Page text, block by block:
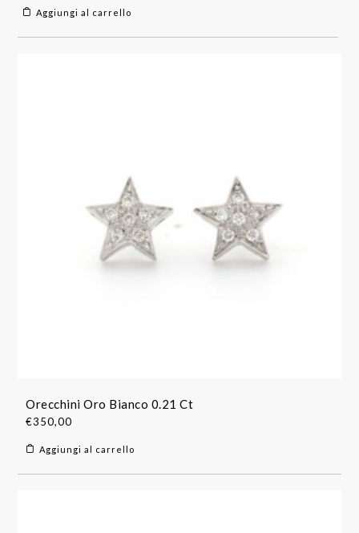
Aggiungi al carrello
Orecchini Oro Bianco 0.21 Ct
€350,00
Aggiungi al carrello